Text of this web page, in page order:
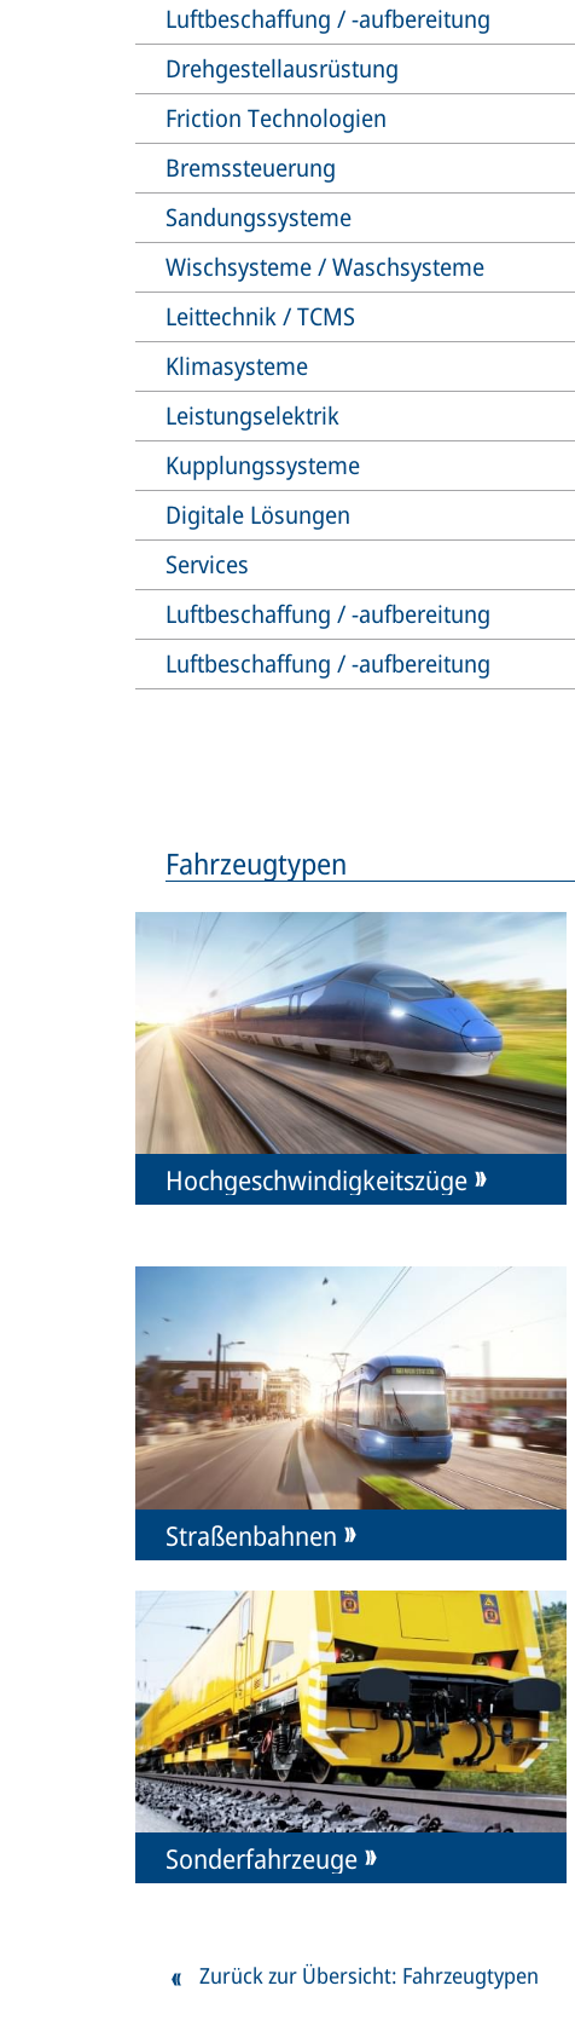
Luftbeschaffung / -aufbereitung
Drehgestellausrüstung
Friction Technologien
Bremssteuerung
Sandungssysteme
Wischsysteme / Waschsysteme
Leittechnik / TCMS
Klimasysteme
Leistungselektrik
Kupplungssysteme
Digitale Lösungen
Services
Luftbeschaffung / -aufbereitung
Luftbeschaffung / -aufbereitung
Fahrzeugtypen
Hochgeschwindigkeitszüge
Straßenbahnen
Sonderfahrzeuge
Zurück zur Übersicht: Fahrzeugtypen